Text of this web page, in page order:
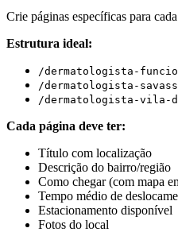
Crie páginas específicas para
Estrutura ideal:
/dermatologista-
/dermatologista-
/dermatologista-vila-
Cada página deve ter:
Título com localização
Descrição do bairro/região
Como chegar (com mapa
Tempo médio de
Estacionamento disponível
Fotos do local